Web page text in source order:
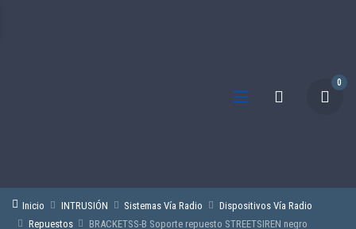
0
Inicio INTRUSIÓN Sistemas Vía Radio
Dispositivos Vía Radio
Repuestos
BRACKETSS-B Soporte repuesto STREETSIREN negro